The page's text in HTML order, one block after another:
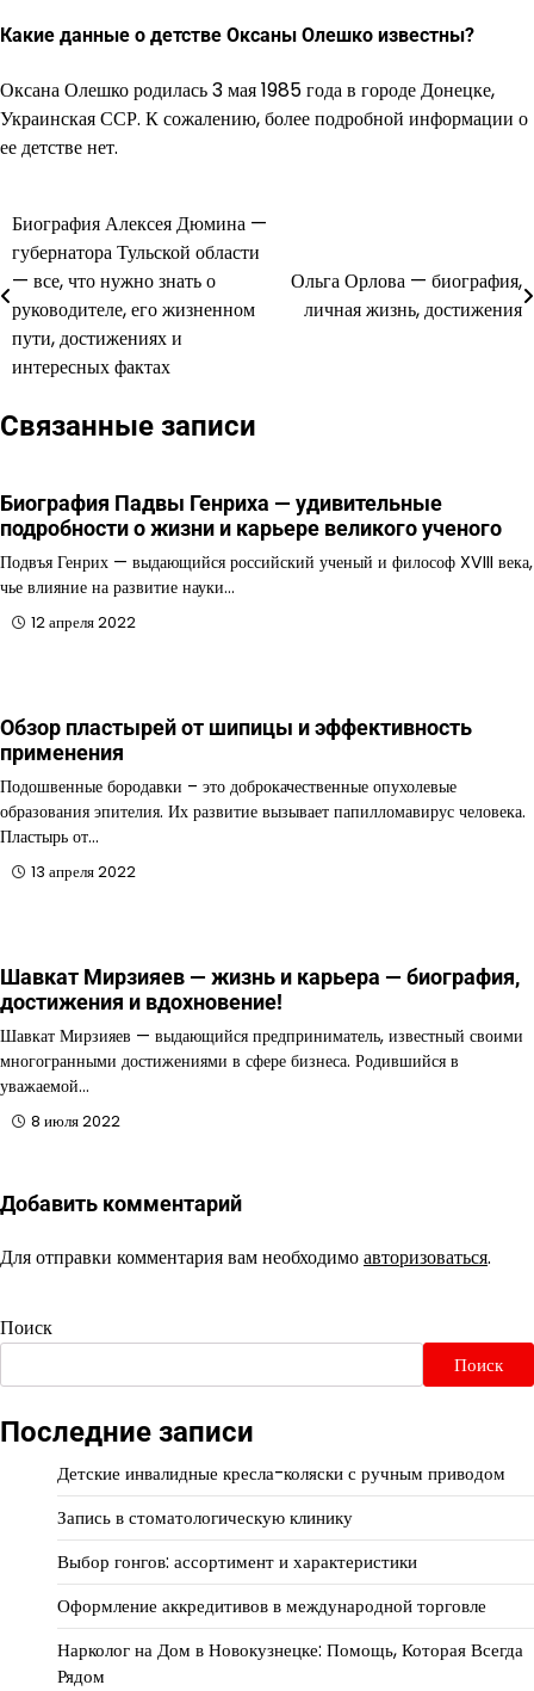
Какие данные о детстве Оксаны Олешко известны?
Оксана Олешко родилась 3 мая 1985 года в городе Донецке,
Украинская ССР. К сожалению, более подробной информации о
ее детстве нет.
Навигация
по
записям
Биография Алексея Дюмина —
губернатора Тульской области
— все, что нужно знать о
руководителе, его жизненном
пути, достижениях и
интересных фактах
Ольга Орлова — биография,
личная жизнь, достижения
Связанные записи
Биография Падвы Генриха — удивительные
подробности о жизни и карьере великого ученого
Подвъя Генрих — выдающийся российский ученый и философ XVIII века,
чье влияние на развитие науки…
12 апреля 2022
Обзор пластырей от шипицы и эффективность
применения
Подошвенные бородавки – это доброкачественные опухолевые
образования эпителия. Их развитие вызывает папилломавирус человека.
Пластырь от…
13 апреля 2022
Шавкат Мирзияев — жизнь и карьера — биография,
достижения и вдохновение!
Шавкат Мирзияев — выдающийся предприниматель, известный своими
многогранными достижениями в сфере бизнеса. Родившийся в
уважаемой…
8 июля 2022
Добавить комментарий
Для отправки комментария вам необходимоавторизоваться.
Поиск
Поиск
Последние записи
Детские инвалидные кресла-коляски с ручным приводом
Запись в стоматологическую клинику
Выбор гонгов: ассортимент и характеристики
Оформление аккредитивов в международной торговле
Нарколог на Дом в Новокузнецке: Помощь, Которая Всегда
Рядом